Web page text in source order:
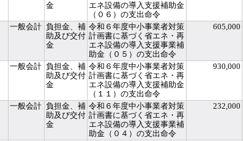
金
エネ設備の導入支援補助金
（０６）の支出命令
一般会計 負担金、補
助及び交付
金
令和６年度中小事業者対策
計画書に基づく省エネ・再
エネ設備の導入支援事業補
助金（０５）の支出命令
605,000
一般会計 負担金、補
助及び交付
金
令和６年度中小事業者対策
計画書に基づく省エネ・再
エネ設備の導入支援補助金
（１１）の支出命令
930,000
一般会計 負担金、補
助及び交付
金
令和６年度中小事業者対策
計画書に基づく省エネ・再
エネ設備の導入支援事業補
助金（０４）の支出命令
232,000